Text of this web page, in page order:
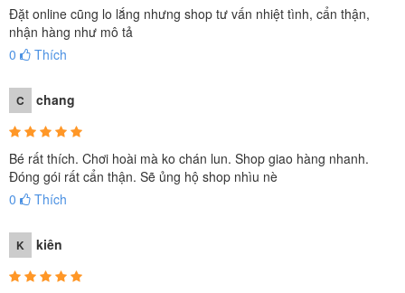
Đặt online cũng lo lắng nhưng shop tư vấn nhiệt tình, cẩn thận,
nhận hàng như mô tả
0
Thích
C chang
Bé rất thích. Chơi hoài mà ko chán lun. Shop giao hàng nhanh.
Đóng gói rất cẩn thận. Sẽ ủng hộ shop nhìu nè
0
Thích
K kiên